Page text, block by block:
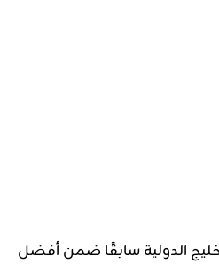
الدولية سابقًا ضمن أفضل